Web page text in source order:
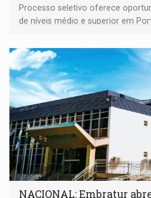
Processo seletivo oferece
de níveis médio e superior em
NACIONAL: Embratur